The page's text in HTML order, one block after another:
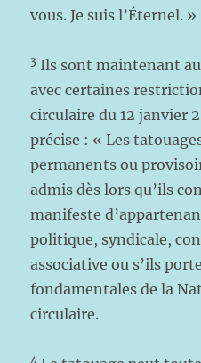
vous. Je suis l’Éternel. »
3 Ils sont maintenant
avec certaines
circulaire du 12 janvier
précise : « Les
permanents ou
admis dès lors qu’ils
manifeste
politique, syndicale,
associative ou s’ils
fondamentales de la
circulaire.
4